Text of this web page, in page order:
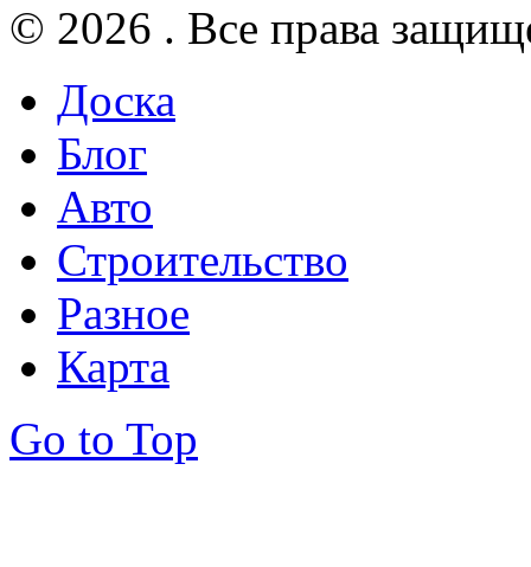
© 2026 . Все права
Доска
Блог
Авто
Строительство
Разное
Карта
Go to Top